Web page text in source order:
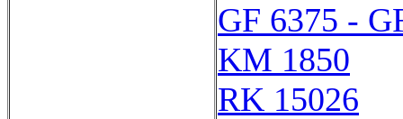
GF 6375 -
KM 1850
RK 15026